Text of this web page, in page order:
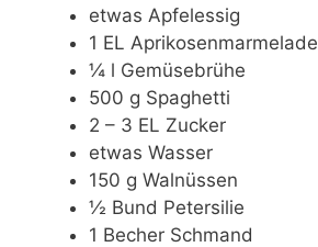
etwas Apfelessig
1 EL Aprikosenmarmelade
¼ l Gemüsebrühe
500 g Spaghetti
2 – 3 EL Zucker
etwas Wasser
150 g Walnüssen
½ Bund Petersilie
1 Becher Schmand